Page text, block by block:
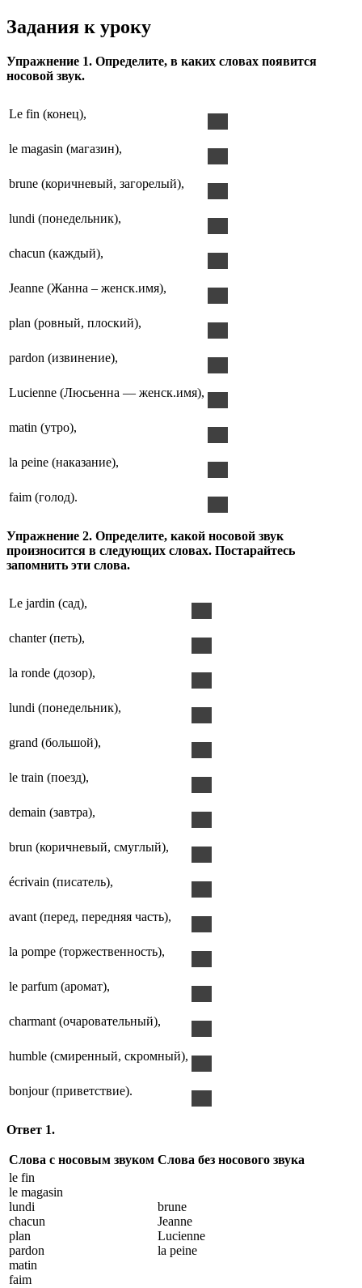
Задания к уроку
Упражнение 1. Определите, в каких словах появится
носовой звук.
Le fin (конец),
le magasin (магазин),
brune (коричневый, загорелый),
lundi (понедельник),
chacun (каждый),
Jeanne (Жанна – женск.имя),
plan (ровный, плоский),
pardon (извинение),
Lucienne (Люсьенна — женск.имя),
matin (утро),
la peine (наказание),
faim (голод).
Упражнение 2. Определите, какой носовой звук
произносится в следующих словах. Постарайтесь
запомнить эти слова.
Le jardin (сад),
chanter (петь),
la ronde (дозор),
lundi (понедельник),
grand (большой),
le train (поезд),
demain (завтра),
brun (коричневый, смуглый),
écrivain (писатель),
avant (перед, передняя часть),
la pompe (торжественность),
le parfum (аромат),
charmant (очаровательный),
humble (смиренный, скромный),
bonjour (приветствие).
Ответ 1.
Слова с носовым звуком Слова без носового звука
le fin
le magasin
lundi
chacun
plan
pardon
matin
faim
brune
Jeanne
Lucienne
la peine